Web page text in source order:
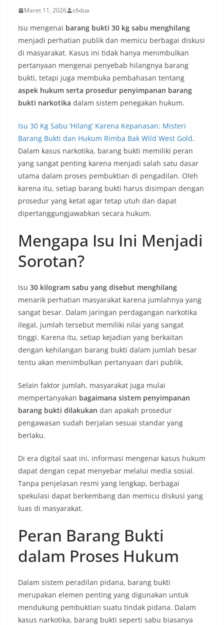
Maret 11, 2026 c6dua
Isu mengenai barang bukti 30 kg sabu menghilang
menjadi perhatian publik dan memicu berbagai diskusi
di masyarakat. Kasus ini tidak hanya menimbulkan
pertanyaan mengenai penyebab hilangnya barang
bukti, tetapi juga membuka pembahasan tentang
aspek hukum serta prosedur penyimpanan barang
bukti narkotika dalam sistem penegakan hukum.
Isu 30 Kg Sabu ‘Hilang’ Karena Kepanasan: Misteri
Barang Bukti dan Hukum Rimba Bak Wild West Gold.
Dalam kasus narkotika, barang bukti memiliki peran
yang sangat penting karena menjadi salah satu dasar
utama dalam proses pembuktian di pengadilan. Oleh
karena itu, setiap barang bukti harus disimpan dengan
prosedur yang ketat agar tetap utuh dan dapat
dipertanggungjawabkan secara hukum.
Mengapa Isu Ini Menjadi
Sorotan?
Isu 30 kilogram sabu yang disebut menghilang
menarik perhatian masyarakat karena jumlahnya yang
sangat besar. Dalam jaringan perdagangan narkotika
ilegal, jumlah tersebut memiliki nilai yang sangat
tinggi. Karena itu, setiap kejadian yang berkaitan
dengan kehilangan barang bukti dalam jumlah besar
tentu akan menimbulkan pertanyaan dari publik.
Selain faktor jumlah, masyarakat juga mulai
mempertanyakan bagaimana sistem penyimpanan
barang bukti dilakukan dan apakah prosedur
pengawasan sudah berjalan sesuai standar yang
berlaku.
Di era digital saat ini, informasi mengenai kasus hukum
dapat dengan cepat menyebar melalui media sosial.
Tanpa penjelasan resmi yang lengkap, berbagai
spekulasi dapat berkembang dan memicu diskusi yang
luas di masyarakat.
Peran Barang Bukti
dalam Proses Hukum
Dalam sistem peradilan pidana, barang bukti
merupakan elemen penting yang digunakan untuk
mendukung pembuktian suatu tindak pidana. Dalam
kasus narkotika, barang bukti seperti sabu biasanya